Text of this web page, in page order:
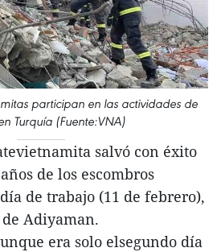
participan en las actividades de
Turquía (Fuente:VNA)
salvó con éxito
de los escombros
de trabajo (11 de febrero),
Adiyaman.
era solo elsegundo día